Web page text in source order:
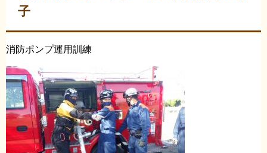
子
消防ポンプ運用訓練